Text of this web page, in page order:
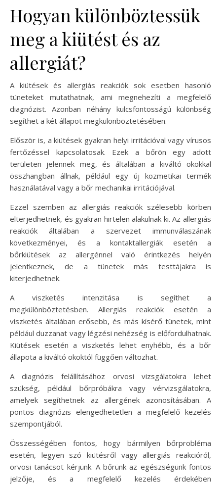
Hogyan különböztessük
meg a kiütést és az
allergiát?
A kiütések és allergiás reakciók sok esetben hasonló
tüneteket mutathatnak, ami megnehezíti a megfelelő
diagnózist. Azonban néhány kulcsfontosságú különbség
segíthet a két állapot megkülönböztetésében.
Először is, a kiütések gyakran helyi irritációval vagy vírusos
fertőzéssel kapcsolatosak. Ezek a bőrön egy adott
területen jelennek meg, és általában a kiváltó okokkal
összhangban állnak, például egy új kozmetikai termék
használatával vagy a bőr mechanikai irritációjával.
Ezzel szemben az allergiás reakciók szélesebb körben
elterjedhetnek, és gyakran hirtelen alakulnak ki. Az allergiás
reakciók általában a szervezet immunválaszának
következményei, és a kontaktallergiák esetén a
bőrkiütések az allergénnel való érintkezés helyén
jelentkeznek, de a tünetek más testtájakra is
kiterjedhetnek.
A viszketés intenzitása is segíthet a
megkülönböztetésben. Allergiás reakciók esetén a
viszketés általában erősebb, és más kísérő tünetek, mint
például duzzanat vagy légzési nehézség is előfordulhatnak.
Kiütések esetén a viszketés lehet enyhébb, és a bőr
állapota a kiváltó okoktól függően változhat.
A diagnózis felállításához orvosi vizsgálatokra lehet
szükség, például bőrpróbákra vagy vérvizsgálatokra,
amelyek segíthetnek az allergének azonosításában. A
pontos diagnózis elengedhetetlen a megfelelő kezelés
szempontjából.
Összességében fontos, hogy bármilyen bőrprobléma
esetén, legyen szó kiütésről vagy allergiás reakcióról,
orvosi tanácsot kérjünk. A bőrünk az egészségünk fontos
jelzője, és a megfelelő kezelés érdekében